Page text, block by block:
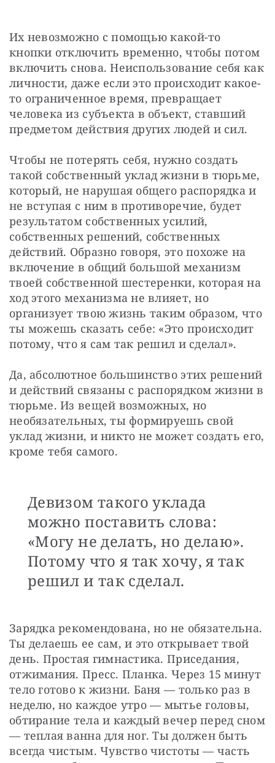
Их невозможно с помощью какой-то
кнопки отключить временно, чтобы потом
включить снова. Неиспользование себя как
личности, даже если это происходит какое-
то ограниченное время, превращает
человека из субъекта в объект, ставший
предметом действия других людей и сил.
Чтобы не потерять себя, нужно создать
такой собственный уклад жизни в тюрьме,
который, не нарушая общего распорядка и
не вступая с ним в противоречие, будет
результатом собственных усилий,
собственных решений, собственных
действий. Образно говоря, это похоже на
включение в общий большой механизм
твоей собственной шестеренки, которая на
ход этого механизма не влияет, но
организует твою жизнь таким образом, что
ты можешь сказать себе: «Это происходит
потому, что я сам так решил и сделал».
Да, абсолютное большинство этих решений
и действий связаны с распорядком жизни в
тюрьме. Из вещей возможных, но
необязательных, ты формируешь свой
уклад жизни, и никто не может создать его,
кроме тебя самого.
Девизом такого уклада
можно поставить слова:
«Могу не делать, но делаю».
Потому что я так хочу, я так
решил и так сделал.
Зарядка рекомендована, но не обязательна.
Ты делаешь ее сам, и это открывает твой
день. Простая гимнастика. Приседания,
отжимания. Пресс. Планка. Через 15 минут
тело готово к жизни. Баня — только раз в
неделю, но каждое утро — мытье головы,
обтирание тела и каждый вечер перед сном
— теплая ванна для ног. Ты должен быть
всегда чистым. Чувство чистоты — часть